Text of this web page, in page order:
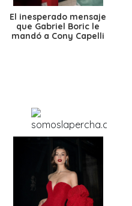
El inesperado mensaje
que Gabriel Boric le
mandó a Cony Capelli